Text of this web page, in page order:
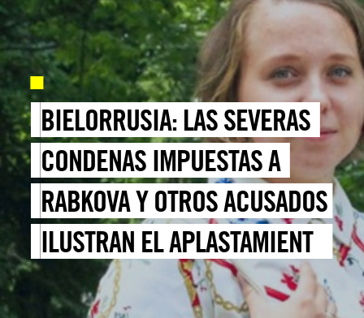
BIELORRUSIA: LAS SEVERAS
CONDENAS IMPUESTAS A
RABKOVA Y OTROS ACUSADOS
ILUSTRAN EL APLASTAMIENTO
DE LA SOCIEDAD CIVIL